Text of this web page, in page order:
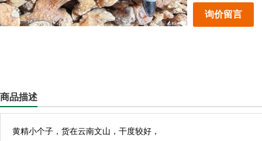
询价留言
商品描述
黄精小个子，货在云南文山，干度较好，